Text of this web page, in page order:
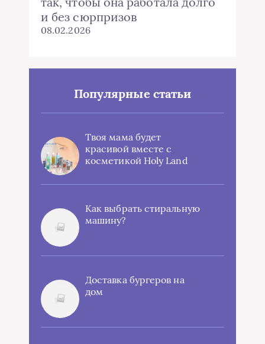
и без сюрпризов
08.02.2026
Популярные статьи
Твоя мама будет
красивой вместе с
косметикой Holy Land
Как выбрать стиральную
машину?
Доставка бургеров на
дом